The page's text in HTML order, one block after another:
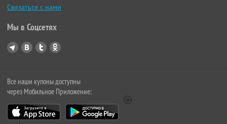
Связаться с нами
Мы в Соцсетях
Все наши купоны доступны
через Мобильное Приложение: